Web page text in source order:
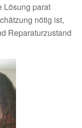
Lösung parat
nötig ist,
Reparaturzustand